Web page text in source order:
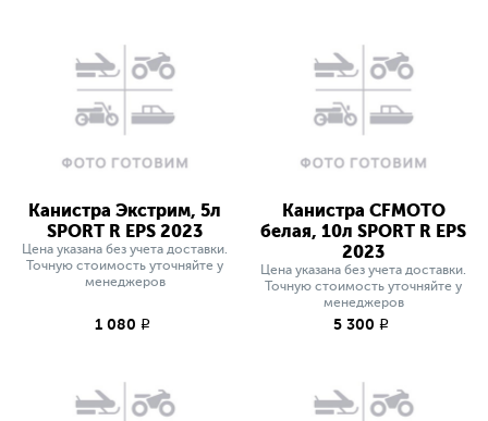
Канистра Экстрим, 5л
SPORT R EPS 2023
Цена указана без учета доставки.
Точную стоимость уточняйте у
менеджеров
1 080 q
Канистра CFMOTO
белая, 10л SPORT R EPS
2023
Цена указана без учета доставки.
Точную стоимость уточняйте у
менеджеров
5 300 q